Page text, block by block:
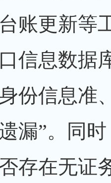
账更新等
信息数据
份信息准
漏”。同
存在无证